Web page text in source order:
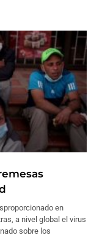
en
a nivel global el virus
sobre los